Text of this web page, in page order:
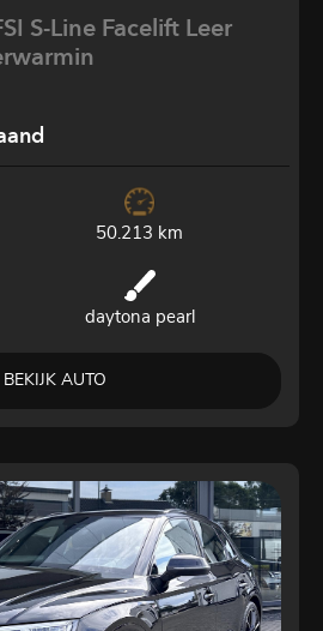
S-Line Facelift Leer
50.213 km
daytona pearl
BEKIJK AUTO